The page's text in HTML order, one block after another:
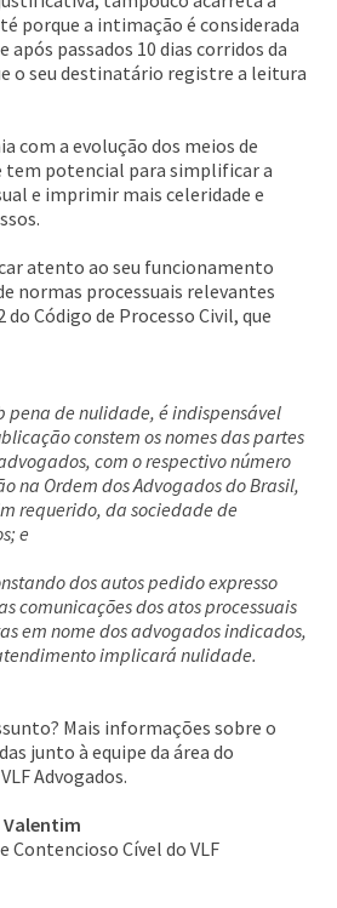
porque a intimação é considerada
passados 10 dias corridos da
o seu destinatário registre a leitura
com a evolução dos meios de
tem potencial para simplificar a
e imprimir mais celeridade e
atento ao seu funcionamento
normas processuais relevantes
Código de Processo Civil, que
pena de nulidade, é indispensável
constem os nomes das partes
com o respectivo número
na Ordem dos Advogados do Brasil,
requerido, da sociedade de
e
dos autos pedido expresso
comunicações dos atos processuais
em nome dos advogados indicados,
implicará nulidade.
Mais informações sobre o
junto à equipe da área do
Advogados.
Valentim
Contencioso Cível do VLF